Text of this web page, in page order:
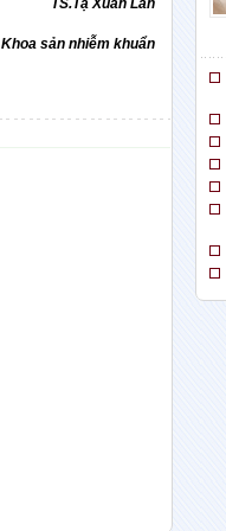
TS.Tạ Xuân Lan
Khoa sản nhiễm khuẩn